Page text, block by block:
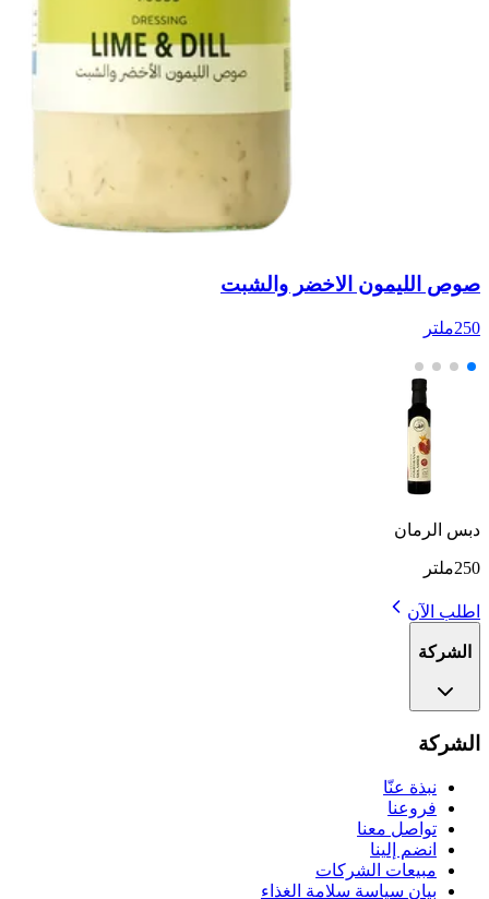
صوص الليمون الاخضر والشبت
250ملتر
دبس الرمان
250ملتر
اطلب الآن
الشركة
الشركة
نبذة عنّا
فروعنا
تواصل معنا
انضم إلينا
مبيعات الشركات
بيان سياسة سلامة الغذاء